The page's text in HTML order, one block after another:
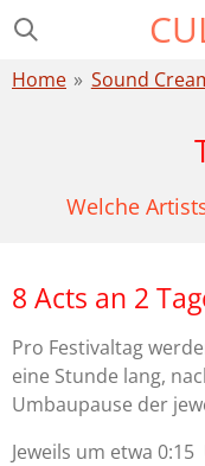
Zum
springen
Home » Sound
Welche
8 Acts an 2
Pro Festivaltag
eine Stunde lang,
Umbaupause der
Jeweils um etwa